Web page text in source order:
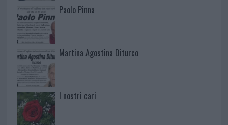
Paolo Pinna
Martina Agostina Diturco
I nostri cari